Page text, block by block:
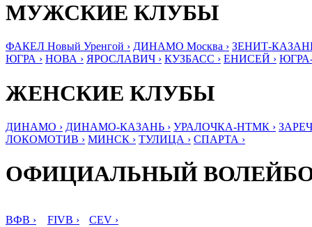
МУЖСКИЕ КЛУБЫ
ФАКЕЛ Новый Уренгой › ДИНАМО Москва › ЗЕНИТ-
ЮГРА › НОВА › ЯРОСЛАВИЧ › КУЗБАСС › ЕНИСЕЙ ›
ЖЕНСКИЕ КЛУБЫ
ДИНАМО › ДИНАМО-КАЗАНЬ › УРАЛОЧКА-НТМК ›
ЛОКОМОТИВ › МИНСК › ТУЛИЦА › СПАРТА ›
ОФИЦИАЛЬНЫЙ
ВФВ › FIVB › CEV ›